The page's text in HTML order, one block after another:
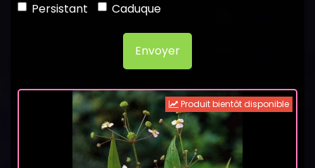
Persistant Caduque
Envoyer
Produit bientôt disponible